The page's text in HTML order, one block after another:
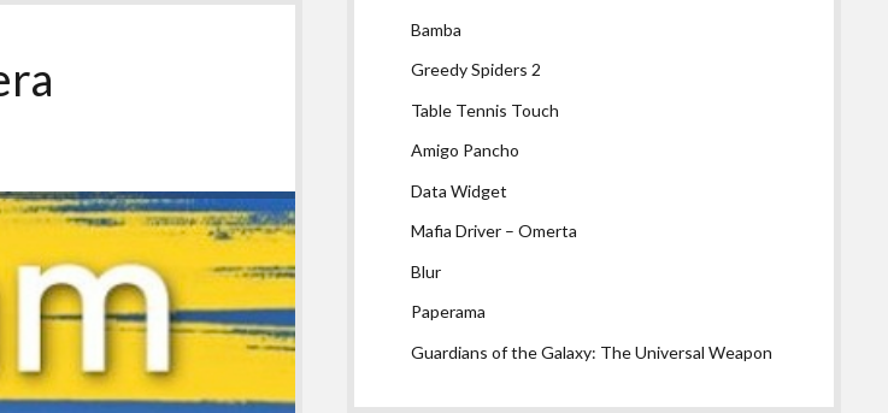
Bamba
Greedy Spiders 2
Table Tennis Touch
Amigo Pancho
Data Widget
Mafia Driver – Omerta
Blur
Paperama
Guardians of the Galaxy: The Universal Weapon